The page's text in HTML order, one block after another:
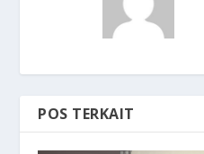
POS TERKAIT